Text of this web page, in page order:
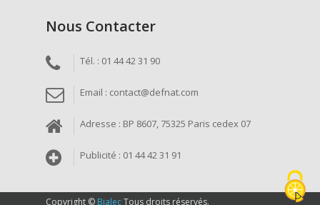
Nous Contacter
Tél. : 01 44 42 31 90
Email : contact@defnat.com
Adresse : BP 8607, 75325 Paris cedex 07
Publicité : 01 44 42 31 91
Copyright © BialecTous droits réservés.